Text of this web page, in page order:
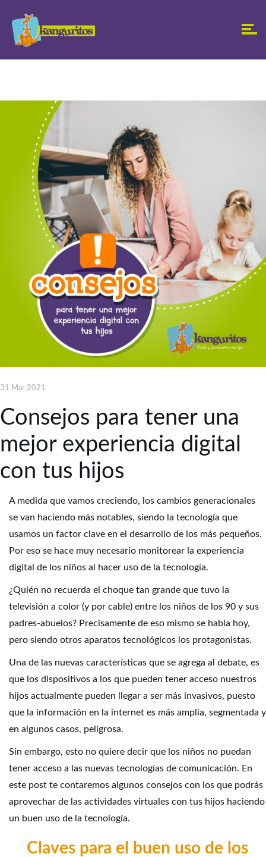
31 Mar 2021
Consejos para tener una
mejor experiencia digital
con tus hijos
A medida que vamos creciendo, los cambios generacionales
se van haciendo más notables, siendo la tecnología que
usamos un factor clave en el desarrollo de los más pequeños.
Por eso se hace muy necesario monitorear la experiencia
digital de los niños al hacer uso de la tecnología.
¿Quién no recuerda el choque tan grande que tuvo la
televisión a color (y por cable) entre los niños de los 90 y sus
padres-abuelos? Precisamente de eso mismo se habla hoy,
pero siendo otros aparatos tecnológicos los protagonistas.
Una de las nuevas características que se agrega al debate, es
que los dispositivos a los que pueden tener acceso nuestros
hijos actualmente pueden llegar a ser más invasivos, puesto
que la información en la internet es más amplia, segmentada y
en algunos casos, peligrosa.
Sin embargo, esto no quiere decir que los niños no puedan
tener acceso a las nuevas tecnologías de comunicación. En
este post te contaremos algunos consejos con los que podrás
aprovechar de las actividades virtuales con tus hijos haciendo
un buen uso de la tecnología.
Claves para el buen uso de los